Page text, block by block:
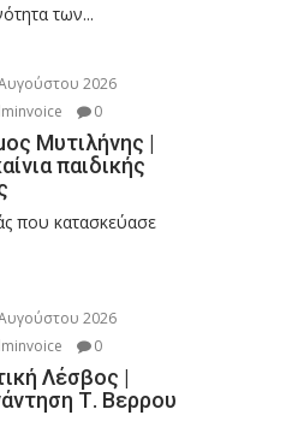
των...
2026
0
Μυτιλήνης |
παιδικής
που κατασκεύασε
2026
0
Λέσβος |
Τ. Βερρου